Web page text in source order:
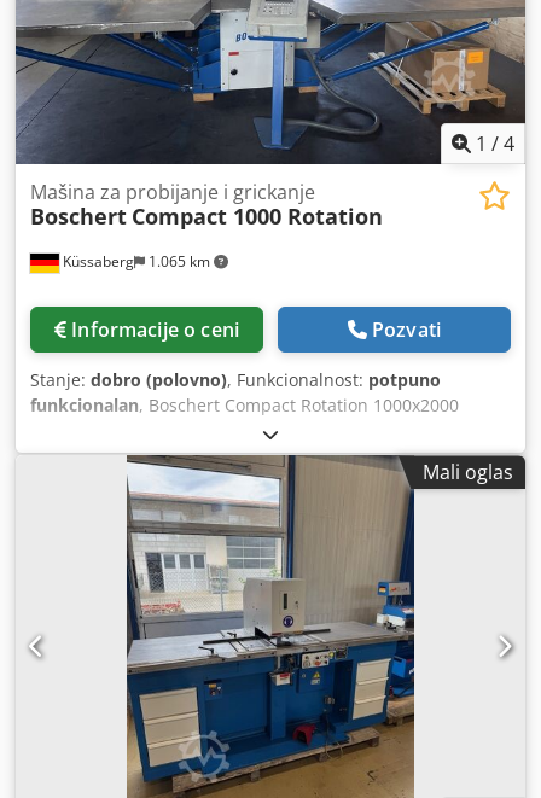
1 /4
Küssaberg 1.065 km
Mašina za probijanje i grickanje
Boschert Compact 1000 Rotation
Informacije o ceni Pozvati
Stanje: dobro (polovno), Funkcionalnost: potpuno
funkcionalan, Boschert Compact Rotation 1000x2000
Opremljen Trumpf-ovim sistemom alata, takođe poseduje
Boschert Rotation, što omogućava kontinuirano rotiranje
alata za probijanje za 360°, do veličine alata III. Snaga
probijanja 28 t. Sistem za prskanje Cjdeznu T Eopfx Agyjrf
Uređaj za usisavanje otpadaka probijanja
Mali oglas